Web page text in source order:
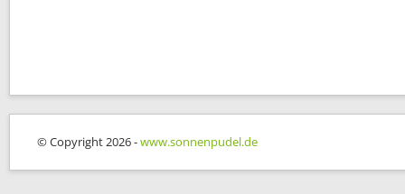
© Copyright 2026 -www.sonnenpudel.de